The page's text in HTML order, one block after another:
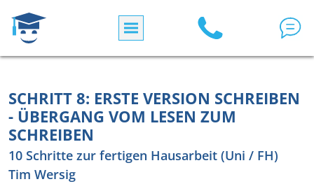
SCHRITT 8: ERSTE VERSION SCHREIBEN
- ÜBERGANG VOM LESEN ZUM
SCHREIBEN
10 Schritte zur fertigen Hausarbeit (Uni / FH)
Tim Wersig